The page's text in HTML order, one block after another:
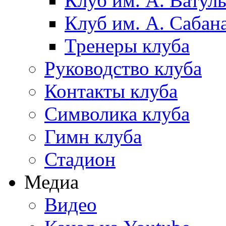
Клуб им. А.
Тренеры клуба
Руководство клуба
Контакты клуба
Символика клуба
Гимн клуба
Стадион
Медиа
Видео